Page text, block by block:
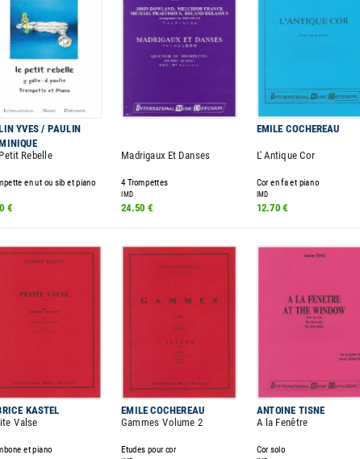
YVES / PAULIN EMILE COCHEREAU
Rebelle Madrigaux Et Danses L' Antique Cor
en ut ou sib et piano 4 Trompettes Cor en fa et piano
IMD IMD
€ 24.50 € 12.70 €
KASTEL EMILE COCHEREAU ANTOINE TISNE
Valse Gammes Volume 2 A la Fenêtre
et piano Etudes pour cor Cor solo